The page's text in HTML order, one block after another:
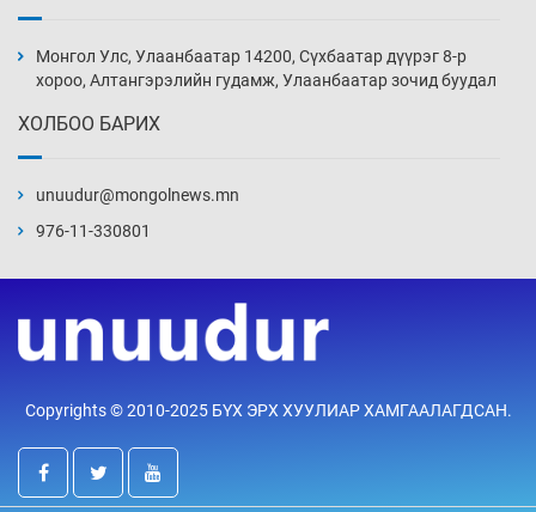
3 цаг 47 мин
18 цаг 16 мин
байгууламжуудыг албадан буулгах
Монгол Улс, Улаанбаатар 14200, Сүхбаатар дүүрэг 8-р
хороо, Алтангэрэлийн гудамж, Улаанбаатар зочид буудал
ХОЛБОО БАРИХ
unuudur@mongolnews.mn
976-11-330801
Copyrights © 2010-2025 БҮХ ЭРХ ХУУЛИАР ХАМГААЛАГДСАН.